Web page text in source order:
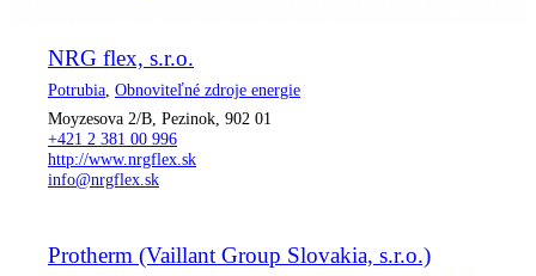
NRG flex, s.r.o.
Potrubia Obnoviteľné zdroje energie
Moyzesova 2/B, Pezinok, 902 01
+421 2 381 00 996
http://www.nrgflex.sk
info@nrgflex.sk
Protherm (Vaillant Group Slovakia, s.r.o.)